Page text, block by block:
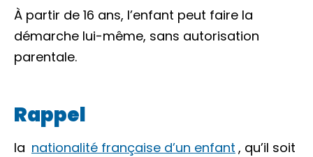
À partir de 16 ans, l’enfant peut faire la
démarche lui-même, sans autorisation
parentale.
Rappel
la nationalité française d’un enfant , qu’il soit